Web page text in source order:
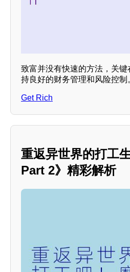
致富并没有快速的方法，关
持良好的财务管理和风险控制
Get Rich
重返异世界的打工
Part 2》精彩解析